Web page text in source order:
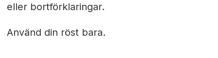
eller bortförklaringar.
Använd din röst bara.